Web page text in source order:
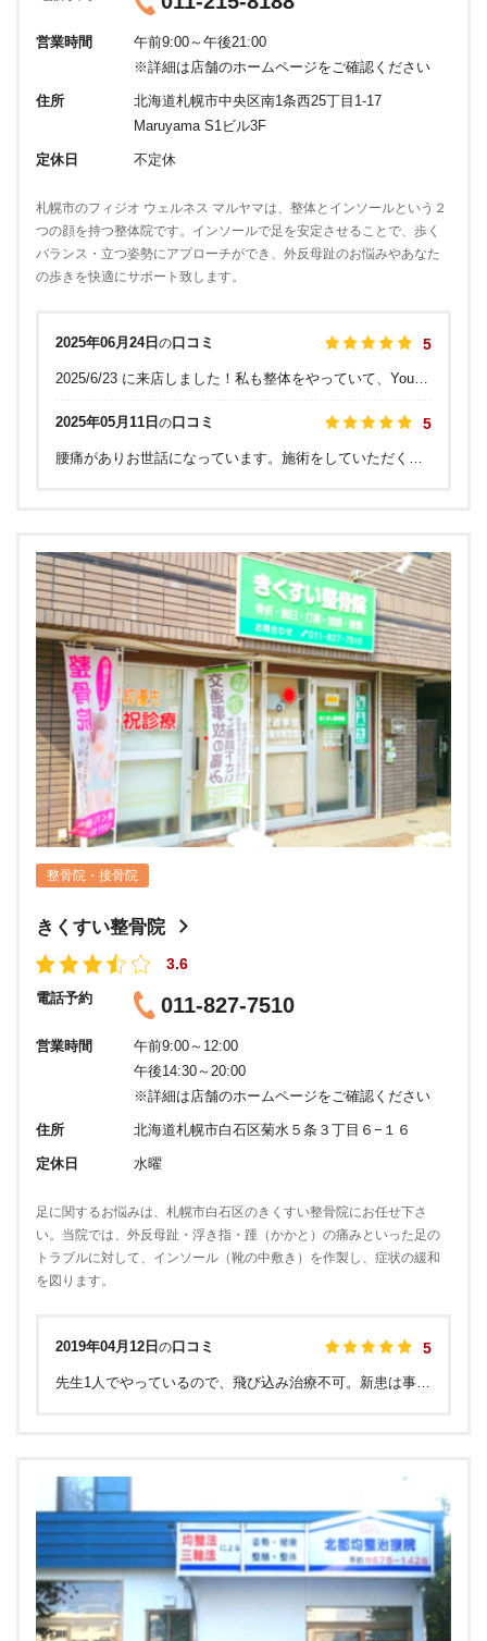
営業時間
午前9:00～午後21:00
※詳細は店舗のホームページをご確認ください
住所
北海道札幌市中央区南1条西25丁目1-17
Maruyama S1ビル3F
定休日 不定休
札幌市のフィジオ ウェルネス マルヤマは、整体とインソールという２
つの顔を持つ整体院です。インソールで足を安定させることで、歩く
バランス・立つ姿勢にアプローチができ、外反母趾のお悩みやあなた
の歩きを快適にサポート致します。
2025年06月24日の口コミ 5
2025年05月11日の口コミ 5
整骨院・接骨院
きくすい整骨院
3.6
電話予約 011-827-7510
営業時間
午前9:00～12:00
午後14:30～20:00
※詳細は店舗のホームページをご確認ください
住所 北海道札幌市白石区菊水５条３丁目６−１６
定休日 水曜
足に関するお悩みは、札幌市白石区のきくすい整骨院にお任せ下さ
い。当院では、外反母趾・浮き指・踵（かかと）の痛みといった足の
トラブルに対して、インソール（靴の中敷き）を作製し、症状の緩和
を図ります。
2019年04月12日の口コミ 5